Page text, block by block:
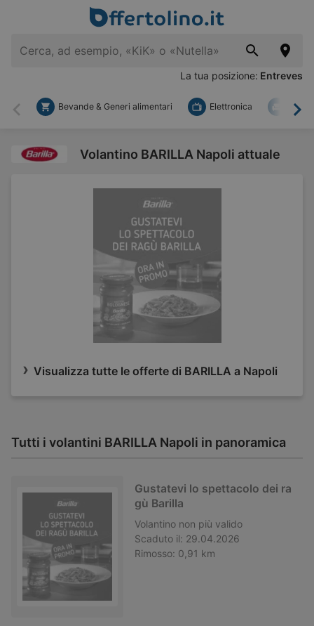
La tua posizione: Entreves
Indietro
Bevande & Generi alimentari Elettronica Fai
Volantino BARILLA Napoli attuale
Visualizza tutte le offerte di BARILLA a Napoli
Tutti i volantini BARILLA Napoli in panoramica
Gustatevi lo spettacolo dei ra
gù Barilla
Volantino non più valido
Scaduto il: 29.04.2026
Rimosso: 0,91 km